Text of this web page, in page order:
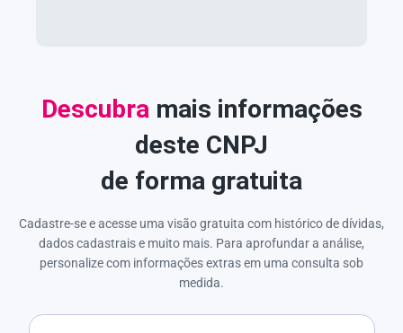
Descubra mais informações
deste CNPJ
de forma gratuita
Cadastre-se e acesse uma visão gratuita com histórico de dívidas,
dados cadastrais e muito mais. Para aprofundar a análise,
personalize com informações extras em uma consulta sob
medida.